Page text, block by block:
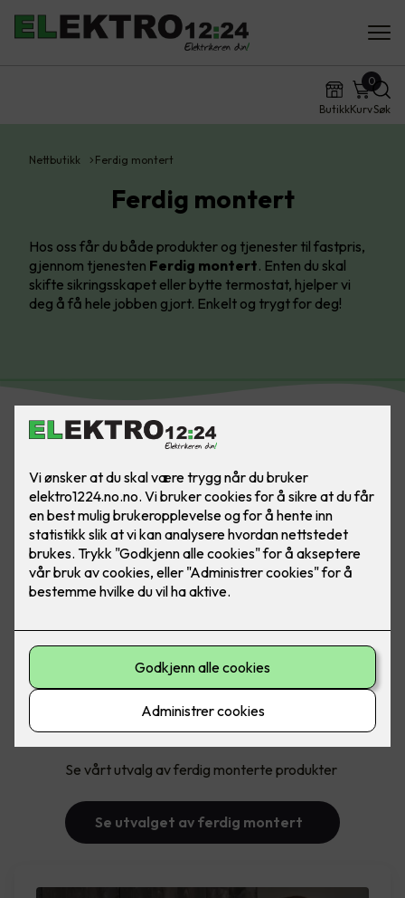
ButikkKurv
0
Søk
Nettbutikk Ferdig montert
Ferdig montert
Hos oss får du både produkter og tjenester til fastpris,
gjennom tjenesten Ferdig montert. Enten du skal
skifte sikringsskapet eller bytte termostat, hjelper vi
deg å få hele jobben gjort. Enkelt og trygt for deg!
Med ferdig montert får du:
Pakkepris på produkt og montering
Jobben gjort, trygt og enkelt for deg
Se vårt utvalg av ferdig monterte produkter
Se utvalget av ferdig montert